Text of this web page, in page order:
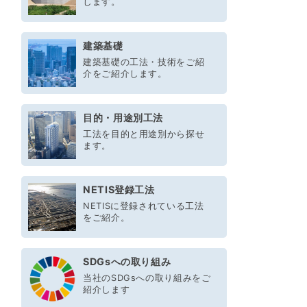
建築基礎
建築基礎の工法・技術をご紹
介をご紹介します。
目的・用途別工法
工法を目的と用途別から探せ
ます。
NETIS登録工法
NETISに登録されている工法
をご紹介。
SDGsへの取り組み
当社のSDGsへの取り組みをご
紹介します